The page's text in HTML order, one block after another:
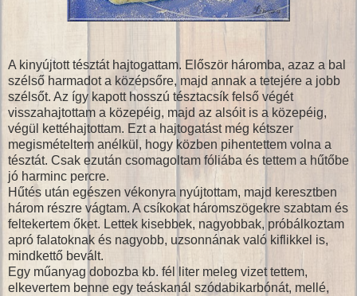
A kinyújtott tésztát hajtogattam. Először háromba, azaz a bal
szélső harmadot a középsőre, majd annak a tetejére a jobb
szélsőt. Az így kapott hosszú tésztacsík felső végét
visszahajtottam a közepéig, majd az alsóit is a közepéig,
végül kettéhajtottam. Ezt a hajtogatást még kétszer
megismételtem anélkül, hogy közben pihentettem volna a
tésztát. Csak ezután csomagoltam fóliába és tettem a hűtőbe
jó harminc percre.
Hűtés után egészen vékonyra nyújtottam, majd keresztben
három részre vágtam. A csíkokat háromszögekre szabtam és
feltekertem őket. Lettek kisebbek, nagyobbak, próbálkoztam
apró falatoknak és nagyobb, uzsonnának való kiflikkel is,
mindkettő bevált.
Egy műanyag dobozba kb. fél liter meleg vizet tettem,
elkevertem benne egy teáskanál szódabikarbónát, mellé,